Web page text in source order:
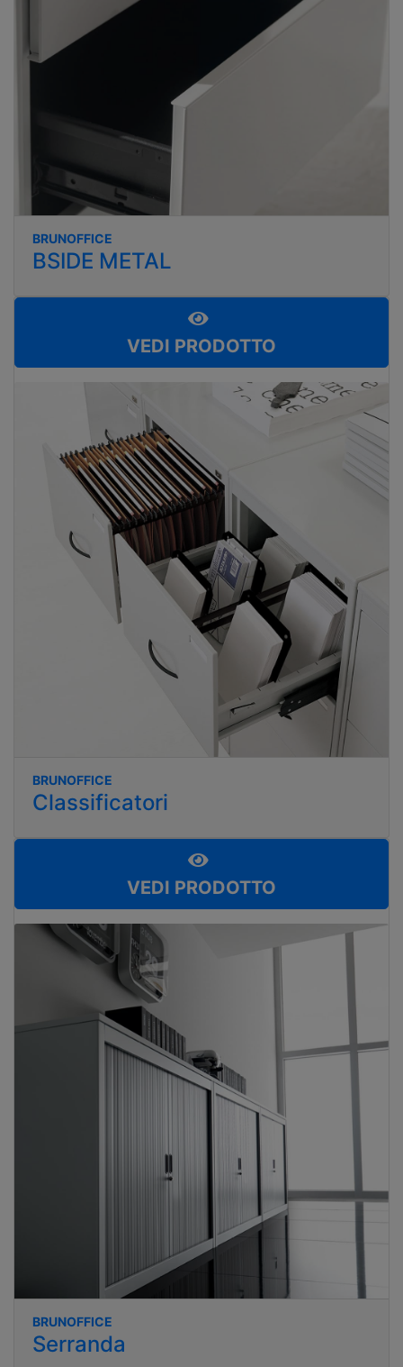
BRUNOFFICE
BSIDE METAL
VEDI PRODOTTO
BRUNOFFICE
Classificatori
VEDI PRODOTTO
BRUNOFFICE
Serranda